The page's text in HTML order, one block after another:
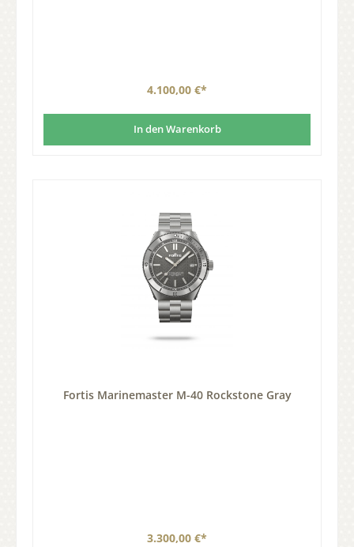
4.100,00 €*
In den Warenkorb
Fortis Marinemaster M-40 Rockstone Gray
3.300,00 €*